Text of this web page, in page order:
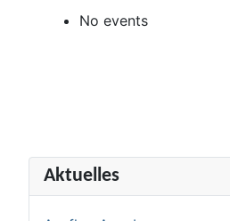
Aktuelles
No events